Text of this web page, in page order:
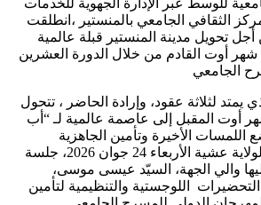
الثقافي الجامعي بالمنستير ،انطلقت
أجل تحويل مدينة المنستير قبلة عالمية
أوت القادم من خلال الدورة العشرين
الجامعي
يمتد لثلاثة عقود، وإرادة الحاضر ، تتحول
أوت المقبل إلى عاصمة عالمية لـ “أب
الأخيرة وتأمين الجاهزية
القصوى، احتضن مقر الولاية عشية الأربعاء 24 جوان 2026، جلسة
والي الجهة، السيّد عيسى موسى،
اللوجستية والتنظيمية لتأمين